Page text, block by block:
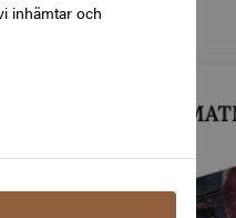
inhämtar och